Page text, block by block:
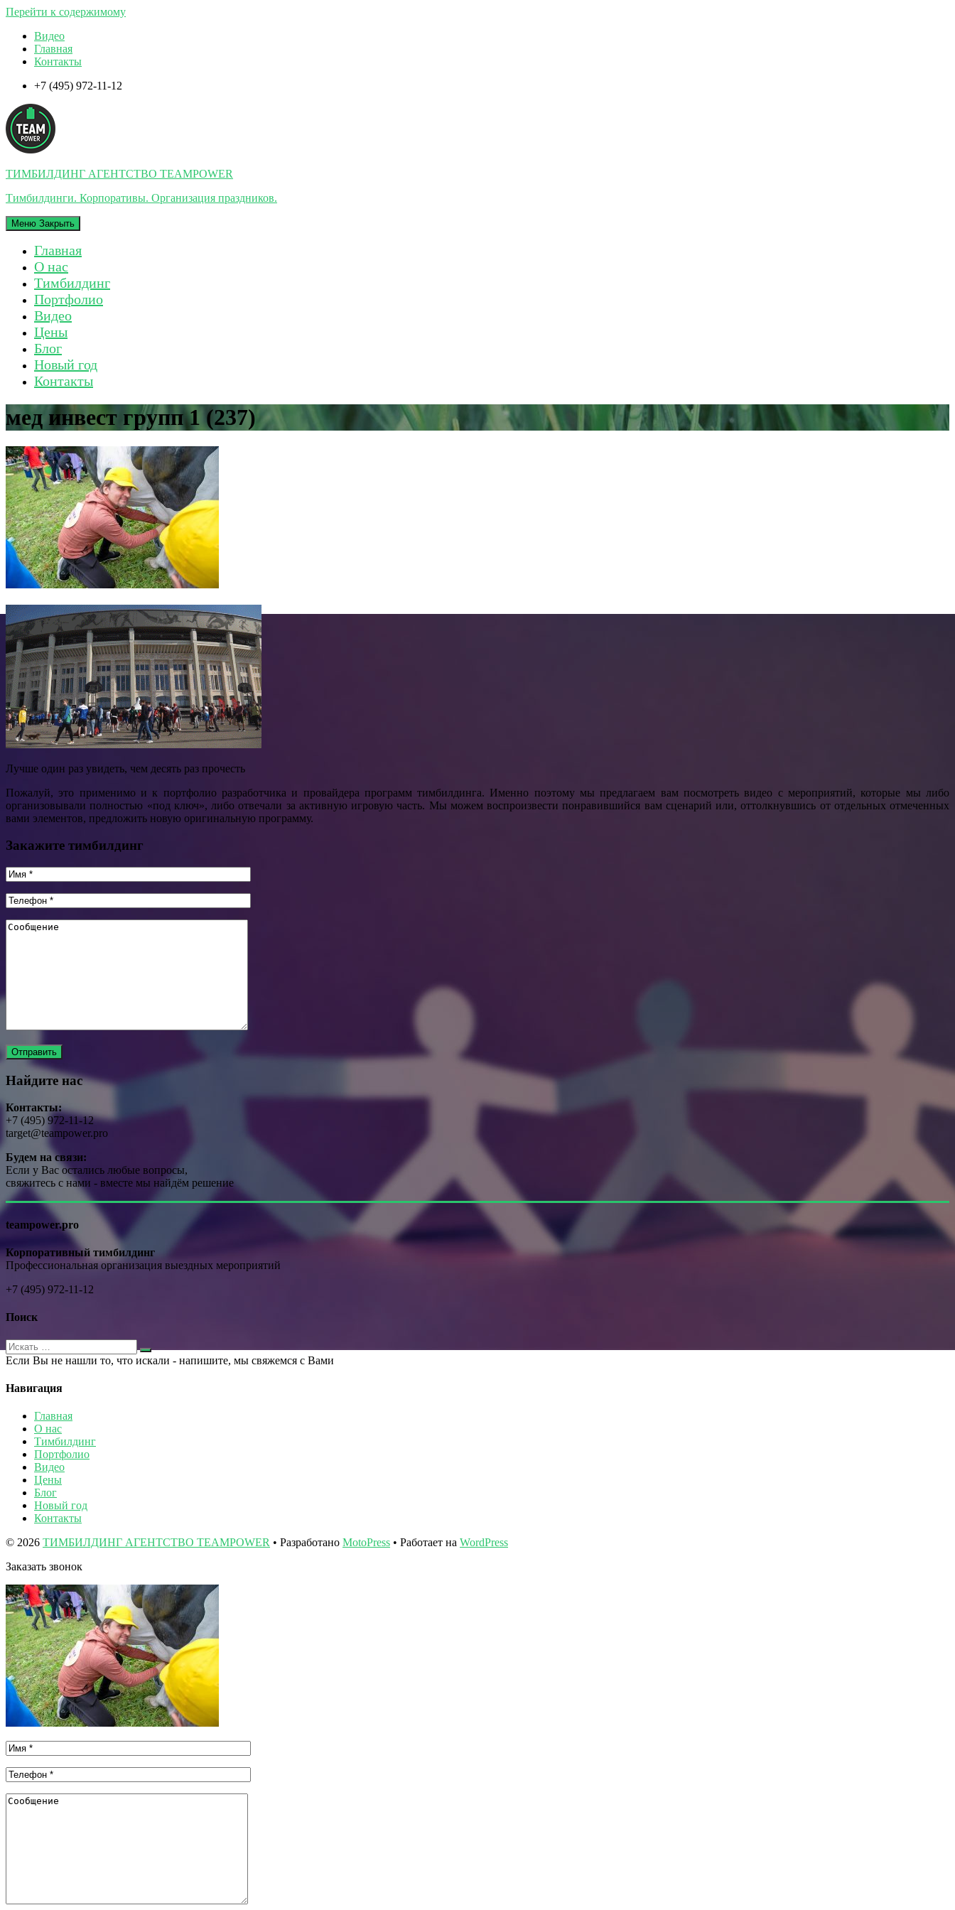
Перейти к содержимому
Видео
Главная
Контакты
+7 (495) 972-11-12
ТИМБИЛДИНГ АГЕНТСТВО TEAMPOWER
Тимбилдинги. Корпоративы. Организация праздников.
Меню Закрыть
Главная
О нас
Тимбилдинг
Портфолио
Видео
Цены
Блог
Новый год
Контакты
мед инвест групп 1 (237)
Лучше один раз увидеть, чем десять раз прочесть
Пожалуй, это применимо и к портфолио разработчика и провайдера программ тимбилдинга. Именно поэтому мы предлагаем вам посмотреть видео с мероприятий, которые мы либо
организовывали полностью «под ключ», либо отвечали за активную игровую часть. Мы можем воспроизвести понравившийся вам сценарий или, оттолкнувшись от отдельных отмеченных
вами элементов, предложить новую оригинальную программу.
Закажите тимбилдинг
Найдите нас
Контакты:
+7 (495) 972-11-12
target@teampower.pro
Будем на связи:
Если у Вас остались любые вопросы,
свяжитесь с нами - вместе мы найдём решение
teampower.pro
Корпоративный тимбилдинг
Профессиональная организация выездных мероприятий
+7 (495) 972-11-12
Поиск
Если Вы не нашли то, что искали - напишите, мы свяжемся с Вами
Навигация
Главная
О нас
Тимбилдинг
Портфолио
Видео
Цены
Блог
Новый год
Контакты
© 2026 ТИМБИЛДИНГ АГЕНТСТВО TEAMPOWER • Разработано MotoPress • Работает на WordPress
Заказать звонок